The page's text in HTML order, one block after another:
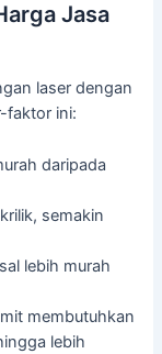
Jasa
laser dengan
faktor ini:
daripada
semakin
lebih murah
membutuhkan
lebih